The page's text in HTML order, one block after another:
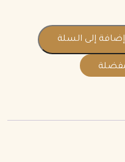
إضافة إلى السلة